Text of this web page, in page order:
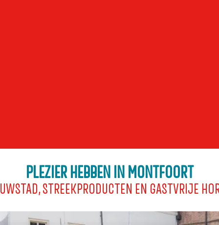
PLEZIER HEBBEN IN MONTFOORT
STREEKPRODUCTEN EN GASTVRIJE